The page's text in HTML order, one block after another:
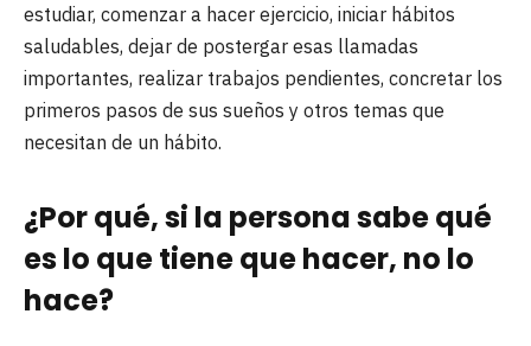
estudiar, comenzar a hacer ejercicio, iniciar hábitos
saludables, dejar de postergar esas llamadas
importantes, realizar trabajos pendientes, concretar los
primeros pasos de sus sueños y otros temas que
necesitan de un hábito.
¿Por qué, si la persona sabe qué
es lo que tiene que hacer, no lo
hace?